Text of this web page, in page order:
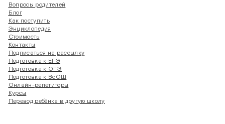
Вопросы родителей
Блог
Как поступить
Энциклопедия
Стоимость
Контакты
Подписаться на рассылку
Подготовка к ЕГЭ
Подготовка к ОГЭ
Подготовка к ВсОШ
Онлайн-репетиторы
Курсы
Перевод ребёнка в другую школу